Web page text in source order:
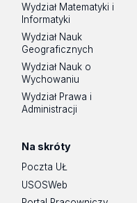
Wydział Matematyki i
Informatyki
Wydział Nauk
Geograficznych
Wydział Nauk o
Wychowaniu
Wydział Prawa i
Administracji
Na skróty
Poczta UŁ
USOSWeb